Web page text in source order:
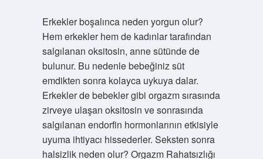
Erkekler boşalınca neden yorgun olur?
Hem erkekler hem de kadınlar tarafından
salgılanan oksitosin, anne sütünde de
bulunur. Bu nedenle bebeğiniz süt
emdikten sonra kolayca uykuya dalar.
Erkekler de bebekler gibi orgazm sırasında
zirveye ulaşan oksitosin ve sonrasında
salgılanan endorfin hormonlarının etkisiyle
uyuma ihtiyacı hissederler. Seksten sonra
halsizlik neden olur? Orgazm Rahatsızlığı